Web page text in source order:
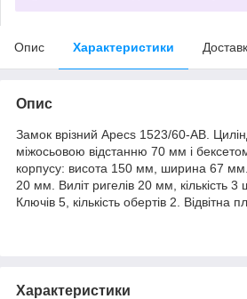
Опис Характеристики
Опис
Замок врізний Apecs 1523/60-AB.
міжосьовою відстанню 70 мм і
корпусу: висота 150 мм, ширина 67
20 мм. Виліт ригелів 20 мм, кількість 3
Ключів 5, кількість обертів 2. Відвітна
Характеристики